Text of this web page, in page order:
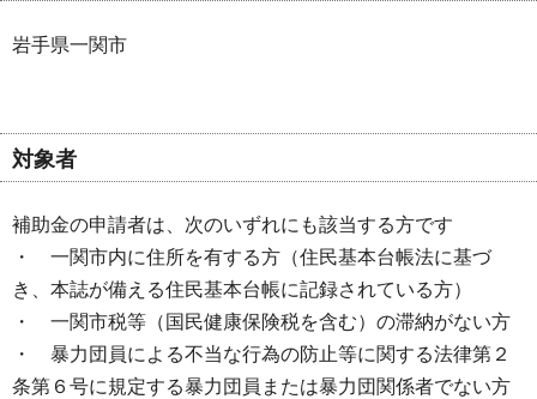
岩手県一関市
対象者
補助金の申請者は、次のいずれにも該当する方です
・ 一関市内に住所を有する方（住民基本台帳法に基づ
き、本誌が備える住民基本台帳に記録されている方）
・ 一関市税等（国民健康保険税を含む）の滞納がない方
・ 暴力団員による不当な行為の防止等に関する法律第２
条第６号に規定する暴力団員または暴力団関係者でない方